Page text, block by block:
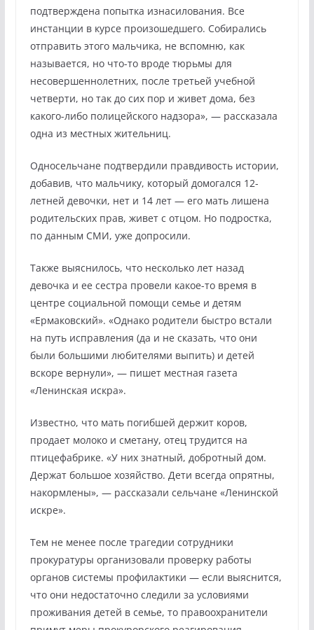
подтверждена попытка изнасилования. Все
инстанции в курсе произошедшего. Собирались
отправить этого мальчика, не вспомню, как
называется, но что-то вроде тюрьмы для
несовершеннолетних, после третьей учебной
четверти, но так до сих пор и живет дома, без
какого-либо полицейского надзора», — рассказала
одна из местных жительниц.
Односельчане подтвердили правдивость истории,
добавив, что мальчику, который домогался 12-
летней девочки, нет и 14 лет — его мать лишена
родительских прав, живет с отцом. Но подростка,
по данным СМИ, уже допросили.
Также выяснилось, что несколько лет назад
девочка и ее сестра провели какое-то время в
центре социальной помощи семье и детям
«Ермаковский». «Однако родители быстро встали
на путь исправления (да и не сказать, что они
были большими любителями выпить) и детей
вскоре вернули», — пишет местная газета
«Ленинская искра».
Известно, что мать погибшей держит коров,
продает молоко и сметану, отец трудится на
птицефабрике. «У них знатный, добротный дом.
Держат большое хозяйство. Дети всегда опрятны,
накормлены», — рассказали сельчане «Ленинской
искре».
Тем не менее после трагедии сотрудники
прокуратуры организовали проверку работы
органов системы профилактики — если выяснится,
что они недостаточно следили за условиями
проживания детей в семье, то правоохранители